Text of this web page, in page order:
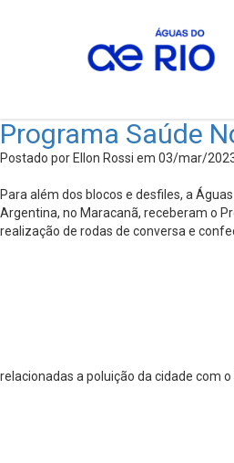
Programa Saúde
Postado por Ellon Rossi em 03/mar/
Para além dos blocos e desfiles, a
Argentina, no Maracanã, receberam o
realização de rodas de conversa e
relacionadas a poluição da cidade com